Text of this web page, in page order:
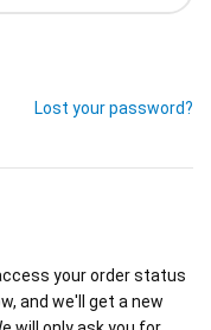
Lost your password?
your order status
and we'll get a new